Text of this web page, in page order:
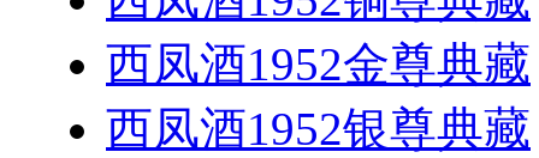
西凤酒1952金尊典藏
西凤酒1952银尊典藏